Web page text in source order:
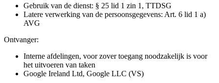
Gebruik van de dienst: § 25 lid 1 zin 1, TTDSG
Latere verwerking van de persoonsgegevens: Art. 6 lid 1 a)
AVG
Ontvanger:
Interne afdelingen, voor zover toegang noodzakelijk is voor
het uitvoeren van taken
Google Ireland Ltd, Google LLC (VS)